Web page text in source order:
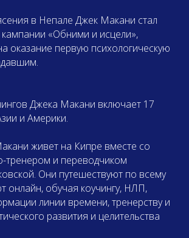
в Непале Джек Макани стал
«Обними и исцели»,
оказание первую психологическую
Джека Макани включает 17
и Америки.
живет на Кипре вместе со
тренером и переводчиком
Они путешествуют по всему
онлайн, обучая коучингу, НЛП,
линии времени, тренерству и
развития и целительства